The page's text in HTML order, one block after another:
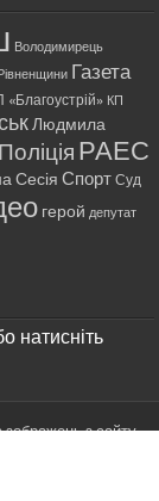
Володимирець
Газета
«Благоустрій» КП
Людмила
Поліція РАЕС
Сесія Спорт Суд
герой депутат
натисніть
зображень з сайту